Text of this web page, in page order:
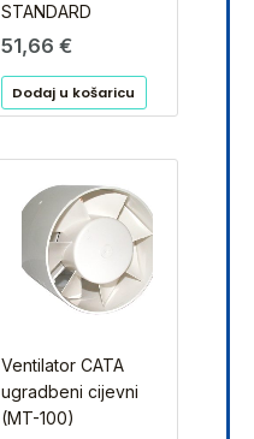
STANDARD
51,66 €
Dodaj u košaricu
Ventilator CATA
ugradbeni cijevni
(MT-100)